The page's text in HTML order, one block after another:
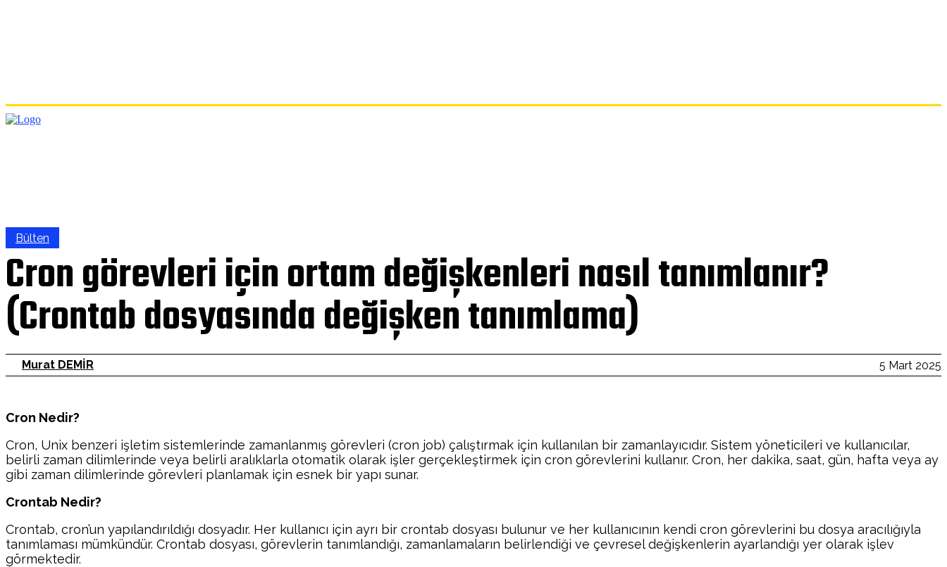
Bülten
Cron görevleri için ortam değişkenleri nasıl tanımlanır?
(Crontab dosyasında değişken tanımlama)
5 Mart 2025
Murat DEMİR
Cron Nedir?
Cron, Unix benzeri işletim sistemlerinde zamanlanmış görevleri (cron job) çalıştırmak için kullanılan bir zamanlayıcıdır. Sistem yöneticileri ve kullanıcılar,
belirli zaman dilimlerinde veya belirli aralıklarla otomatik olarak işler gerçekleştirmek için cron görevlerini kullanır. Cron, her dakika, saat, gün, hafta veya ay
gibi zaman dilimlerinde görevleri planlamak için esnek bir yapı sunar.
Crontab Nedir?
Crontab, cron’un yapılandırıldığı dosyadır. Her kullanıcı için ayrı bir crontab dosyası bulunur ve her kullanıcının kendi cron görevlerini bu dosya aracılığıyla
tanımlaması mümkündür. Crontab dosyası, görevlerin tanımlandığı, zamanlamaların belirlendiği ve çevresel değişkenlerin ayarlandığı yer olarak işlev
görmektedir.